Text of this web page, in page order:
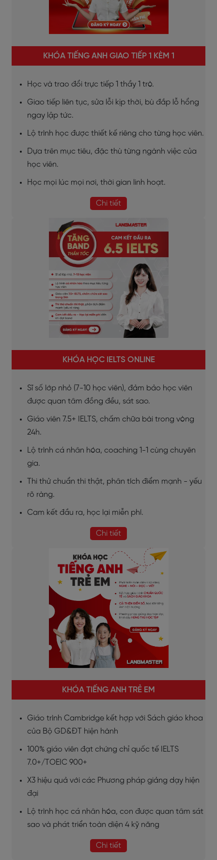
KHÓA TIẾNG ANH GIAO TIẾP 1 KÈM 1
Học và trao đổi trực tiếp 1 thầy 1 trò.
Giao tiếp liên tục, sửa lỗi kịp thời, bù đắp lỗ hổng
ngay lập tức.
Lộ trình học được thiết kế riêng cho từng học viên.
Dựa trên mục tiêu, đặc thù từng ngành việc của
học viên.
Học mọi lúc mọi nơi, thời gian linh hoạt.
Chi tiết
KHÓA HỌC IELTS ONLINE
Sĩ số lớp nhỏ (7-10 học viên), đảm bảo học viên
được quan tâm đồng đều, sát sao.
Giáo viên 7.5+ IELTS, chấm chữa bài trong vòng
24h.
Lộ trình cá nhân hóa, coaching 1-1 cùng chuyên
gia.
Thi thử chuẩn thi thật, phân tích điểm mạnh - yếu
rõ ràng.
Cam kết đầu ra, học lại miễn phí.
Chi tiết
KHÓA TIẾNG ANH TRẺ EM
Giáo trình Cambridge kết hợp với Sách giáo khoa
của Bộ GD&ĐT hiện hành
100% giáo viên đạt chứng chỉ quốc tế IELTS
7.0+/TOEIC 900+
X3 hiệu quả với các Phương pháp giảng dạy hiện
đại
Lộ trình học cá nhân hóa, con được quan tâm sát
sao và phát triển toàn diện 4 kỹ năng
Chi tiết